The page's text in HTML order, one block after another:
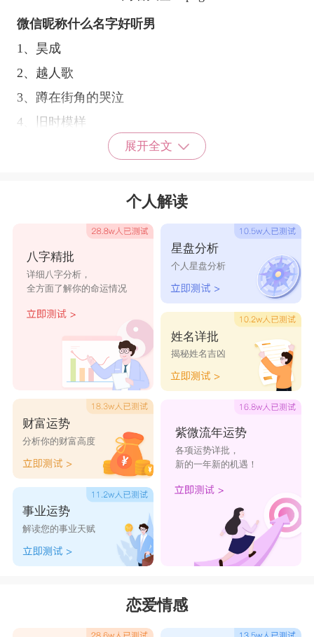
微信昵称什么名字好听男
1、昊成
2、越人歌
3、蹲在街角的哭泣
4、旧时模样
8、单身贵宾狗
10、梦里梦他
11、未来富二代他爹
12、早该放手
13、数到三变暖男
14、不必太在乎你
15、浪漫主義
16、“从头开始”
17、永远不见的再见
18、香蕉你个不呐呐
19、你只能属于我╯
20、你咬我啊
21、过期易拉罐青口十
22、天赋异禀
微信昵称什么名字好
展开全文
个人解读
八字精批
详细八字分析，
全方面了解你的命运情况
财富运势
分析你的财富高度
事业运势
解读您的事业天赋
星盘分析
个人星盘分析
姓名详批
揭秘姓名吉凶
紫微流年运势
各项运势详批，
新的一年新的机遇！
恋爱情感